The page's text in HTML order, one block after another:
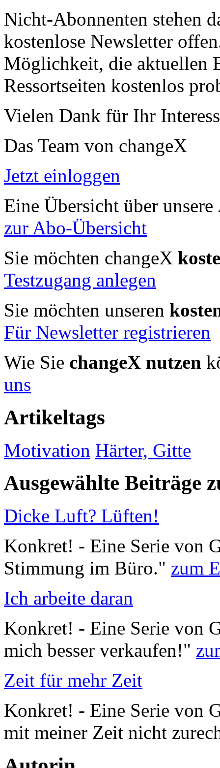
Nicht-Abonnenten stehen
kostenlose Newsletter
Möglichkeit, die aktuellen
Ressortseiten kostenlos
Vielen Dank für Ihr
Das Team von changeX
Jetzt einloggen
Eine Übersicht über unsere
zur Abo-Übersicht
Sie möchten changeX
Testzugang anlegen
Sie möchten unseren
Für Newsletter registrieren
Wie Sie changeX nutzen
uns
Artikeltags
Motivation Härter, Gitte
Ausgewählte Beiträge
Dicke Luft? Lüften!
Konkret! - Eine Serie von
Stimmung im Büro." zum
Ich arbeite daran
Konkret! - Eine Serie von
mich besser verkaufen!"
Zeit für mehr Zeit
Konkret! - Eine Serie von
mit meiner Zeit nicht